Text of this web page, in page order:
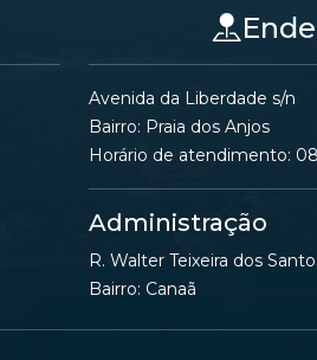
Avenida da Liberdade s/n
Bairro: Praia dos Anjos
Horário de atendimento:
Administração
R. Walter Teixeira dos
Bairro: Canaã